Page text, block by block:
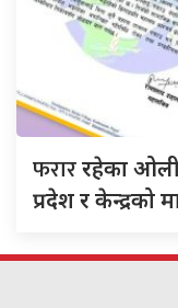
फराररहेका
प्रदेश र केन्द्रको